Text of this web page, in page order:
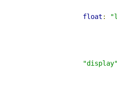
float :